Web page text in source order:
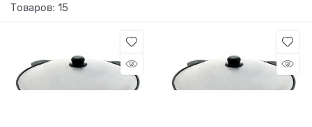
Товаров: 15